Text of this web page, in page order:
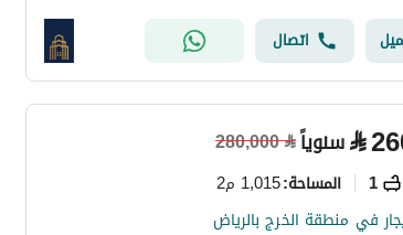
اتصال
⃁سنوياً⃁
280,000
1 المساحة:1,015 م2
في منطقة الخرج بالرياض